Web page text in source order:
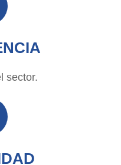
sector.